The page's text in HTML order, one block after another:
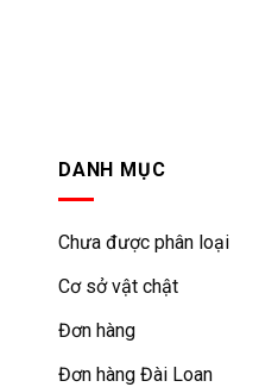
DANH MỤC
Chưa được phân loại
Cơ sở vật chật
Đơn hàng
Đơn hàng Đài Loan